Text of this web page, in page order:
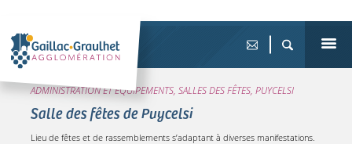
ADMINISTRATION ET ÉQUIPEMENTS, SALLES DES FÊTES, PUYCELSI
Salle des fêtes de Puycelsi
Lieu de fêtes et de rassemblements s’adaptant à diverses manifestations.